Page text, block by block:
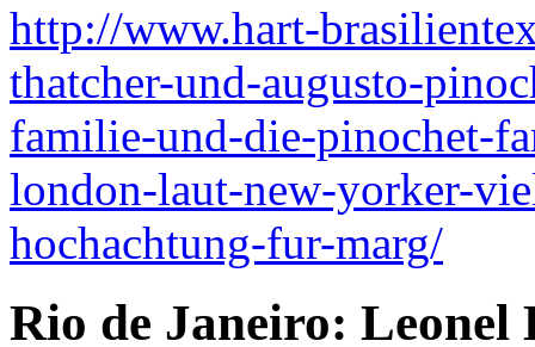
http://www.hart-
thatcher-und-augusto-
familie-und-die-pinochet-
london-laut-new-yorker-
hochachtung-fur-marg/
Rio de Janeiro: